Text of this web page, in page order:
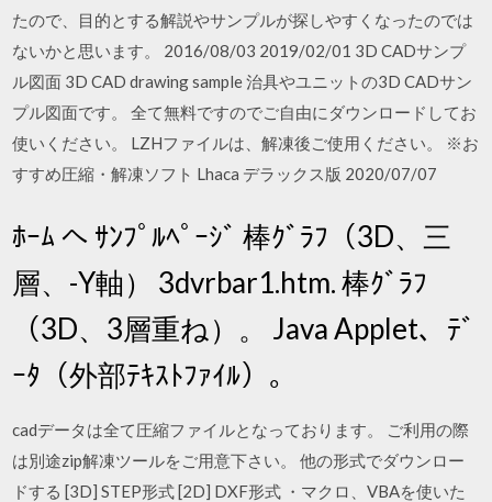
たので、目的とする解説やサンプルが探しやすくなったのでは
ないかと思います。 2016/08/03 2019/02/01 3D CADサンプ
ル図面 3D CAD drawing sample 治具やユニットの3D CADサン
プル図面です。 全て無料ですのでご自由にダウンロードしてお
使いください。 LZHファイルは、解凍後ご使用ください。 ※お
すすめ圧縮・解凍ソフト Lhaca デラックス版 2020/07/07
ﾎｰﾑ へ ｻﾝﾌﾟﾙﾍﾟｰｼﾞ 棒ｸﾞﾗﾌ（3D、三
層、-Y軸） 3dvrbar1.htm. 棒ｸﾞﾗﾌ
（3D、3層重ね）。 Java Applet、ﾃﾞ
ｰﾀ（外部ﾃｷｽﾄﾌｧｲﾙ）。
cadデータは全て圧縮ファイルとなっております。 ご利用の際
は別途zip解凍ツールをご用意下さい。 他の形式でダウンロー
ドする [3D] STEP形式 [2D] DXF形式 ・マクロ、VBAを使いた